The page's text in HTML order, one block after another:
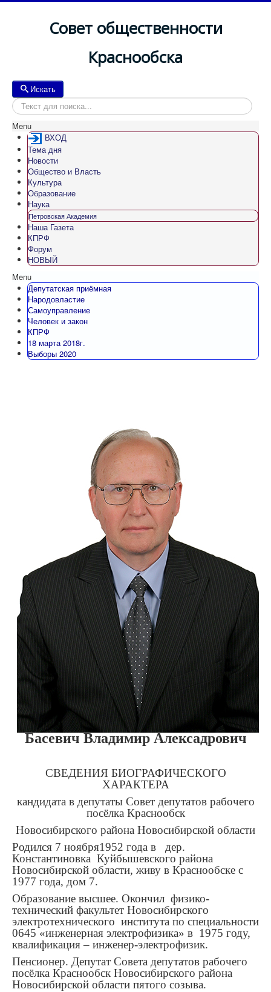
Совет общественности
Краснообска
Искать
Menu
ВХОД
Тема дня
Новости
Общество и Власть
Культура
Образование
Наука
Петровская Академия
Наша Газета
КПРФ
Форум
НОВЫЙ
Menu
Депутатская приёмная
Народовластие
Самоуправление
Человек и закон
КПРФ
18 марта 2018г.
Выборы 2020
Басевич Владимир Алексадрович
СВЕДЕНИЯ БИОГРАФИЧЕСКОГО
ХАРАКТЕРА
кандидата в депутаты Совет депутатов рабочего
посёлка Краснообск
Новосибирского района Новосибирской области
Родился 7 ноября1952 года в дер.
Константиновка Куйбышевского района
Новосибирской области, живу в Краснообске с
1977 года, дом 7.
Образование высшее. Окончил физико-
технический факультет Новосибирского
электротехнического института по специальности
0645 «инженерная электрофизика» в 1975 году,
квалификация – инженер-электрофизик.
Пенсионер. Депутат Совета депутатов рабочего
посёлка Краснообск Новосибирского района
Новосибирской области пятого созыва.